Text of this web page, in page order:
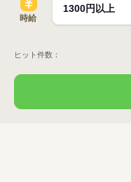
時給
ヒット件数：